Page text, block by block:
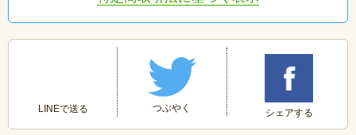
LINEで送る つぶやく シェアする